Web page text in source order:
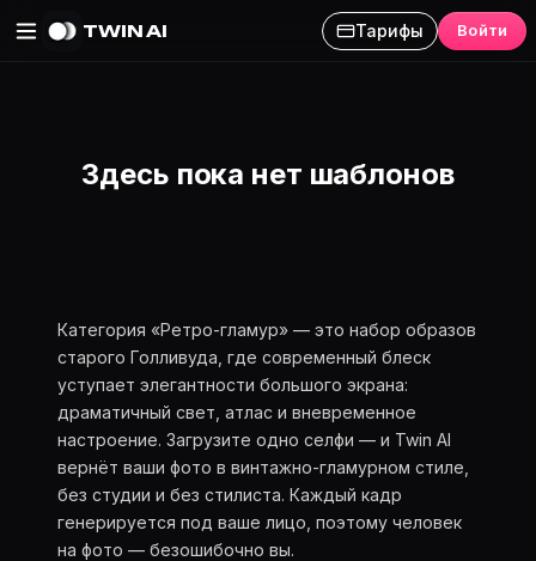
TWIN AI Тарифы Войти
Здесь пока нет шаблонов
Категория «Ретро-гламур» — это набор образов
старого Голливуда, где современный блеск
уступает элегантности большого экрана:
драматичный свет, атлас и вневременное
настроение. Загрузите одно селфи — и Twin AI
вернёт ваши фото в винтажно-гламурном стиле,
без студии и без стилиста. Каждый кадр
генерируется под ваше лицо, поэтому человек
на фото — безошибочно вы.